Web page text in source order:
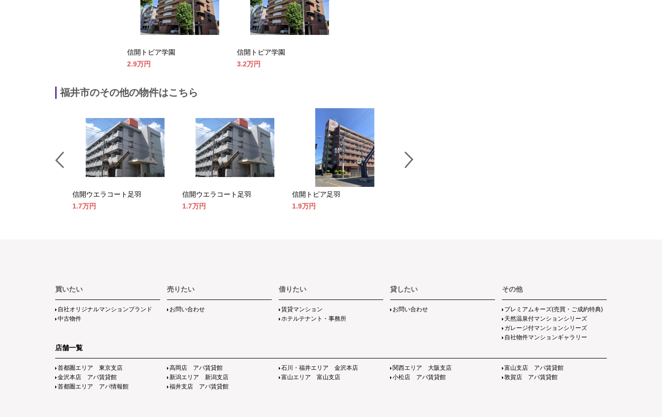
信開トピア学園
2.9万円
信開トピア学園
3.2万円
福井市のその他の物件はこちら
信開ウエラコート足羽
1.7万円
信開ウエラコート足羽
1.7万円
信開トピア足羽
1.9万円
買いたい
自社オリジナルマンションブランド
中古物件
売りたい
お問い合わせ
借りたい
賃貸マンション
ホテルテナント・事務所
貸したい
お問い合わせ
その他
プレミアムキーズ(売買・ご成約特典)
天然温泉付マンションシリーズ
ガレージ付マンションシリーズ
自社物件マンションギャラリー
店舗一覧
首都圏エリア 東京支店 高岡店 アパ賃貸館 石川・福井エリア 金沢本店 関西エリア 大阪支店
富山支店 アパ賃貸館
金沢本店 アパ賃貸館
新潟エリア 新潟支店 富山エリア 富山支店 小松店 アパ賃貸館
敦賀店 アパ賃貸館
首都圏エリア アパ情報館
福井支店 アパ賃貸館